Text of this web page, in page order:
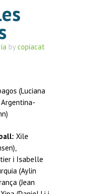
bycopiacat
(Luciana
Argentina-
Xile
i Isabelle
(Aylin
(Jean